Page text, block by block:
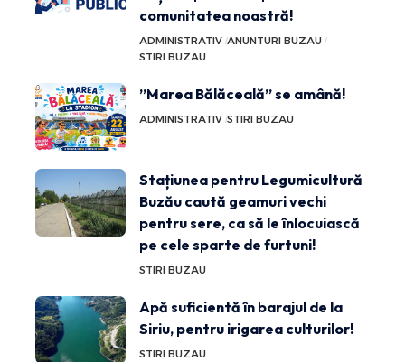
comunitatea noastră!
ADMINISTRATIV ANUNTURI BUZAU
STIRI BUZAU
”Marea Bălăceală” se amână!
ADMINISTRATIV STIRI BUZAU
Stațiunea pentru Legumicultură
Buzău caută geamuri vechi
pentru sere, ca să le înlocuiască
pe cele sparte de furtuni!
STIRI BUZAU
Apă suficientă în barajul de la
Siriu, pentru irigarea culturilor!
STIRI BUZAU